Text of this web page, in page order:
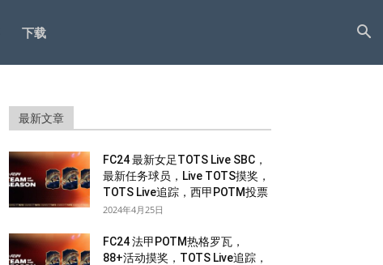
下载
最新文章
FC24 最新女足TOTS Live SBC，
最新任务球员，Live TOTS摸奖，
TOTS Live追踪，西甲POTM投票
2024年4月25日
FC24 法甲POTM热格罗瓦，
88+活动摸奖，TOTS Live追踪，